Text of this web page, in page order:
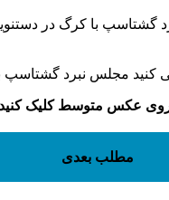
گشتاسپ با کرگ در
کرگ در دستنویسی از شاهنامه فردوسی
روی عکس متوسط کلیک
مطلب بعدی